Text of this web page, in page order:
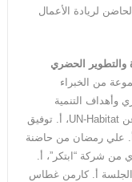
لريادة الأعمال
والتطوير الحضري
من الخبراء
وأهداف التنمية
المستدامة، وهم: الدكتور أحمد الأطرش ممثلا عن UN-Habitat، أ. توفيق
أ. علي رمضان من حاضنة
من شركة “ابتكر”، أ.
الجلسة أ. كارمن غطاس